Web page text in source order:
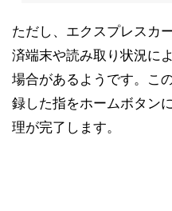
ただし、エクスプレスカ
済端末や読み取り状況に
場合があるようです。こ
録した指をホームボタン
理が完了します。